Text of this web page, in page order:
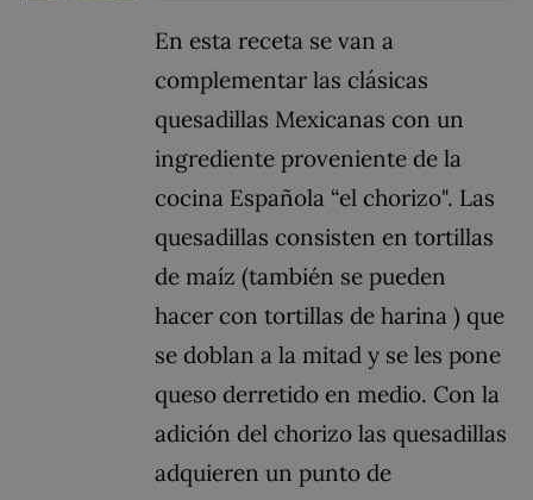
En esta receta se van a
complementar las clásicas
quesadillas Mexicanas con un
ingrediente proveniente de la
cocina Española “el chorizo". Las
quesadillas consisten en tortillas
de maíz (también se pueden
hacer con tortillas de harina ) que
se doblan a la mitad y se les pone
queso derretido en medio. Con la
adición del chorizo las quesadillas
adquieren un punto de